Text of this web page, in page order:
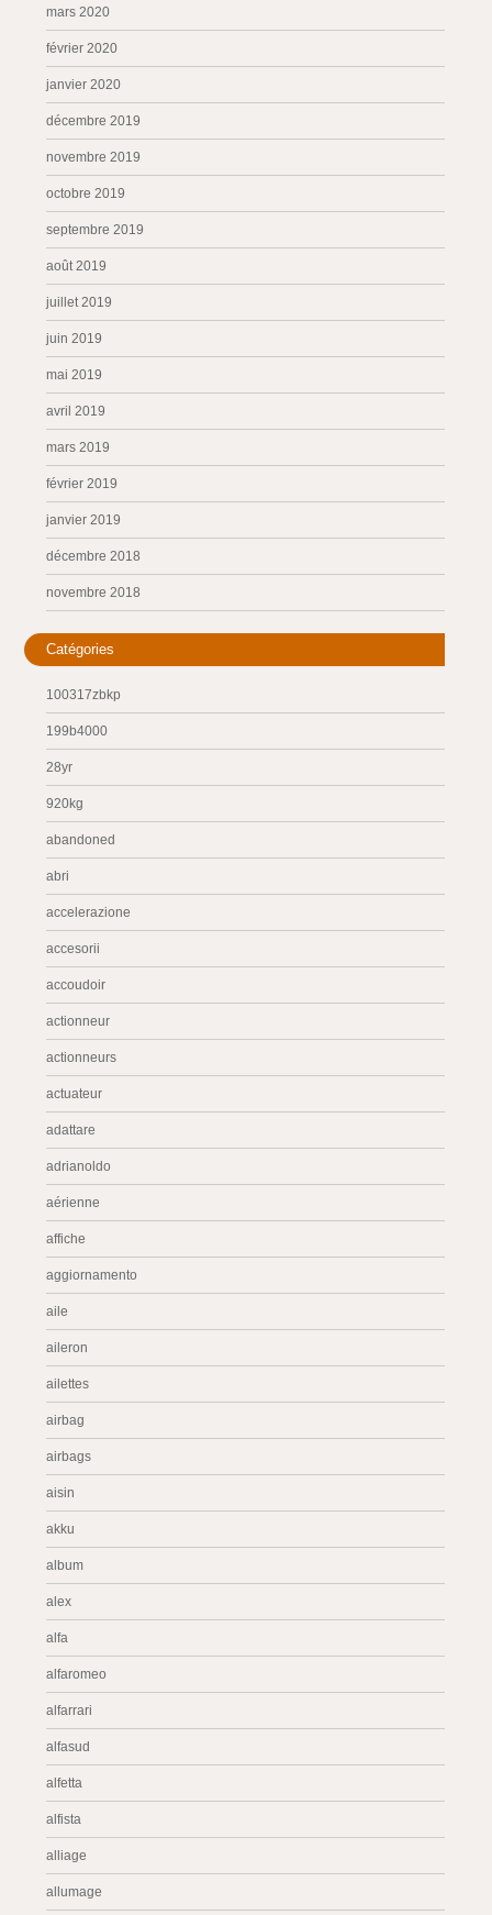
mars 2020
février 2020
janvier 2020
décembre 2019
novembre 2019
octobre 2019
septembre 2019
août 2019
juillet 2019
juin 2019
mai 2019
avril 2019
mars 2019
février 2019
janvier 2019
décembre 2018
novembre 2018
Catégories
100317zbkp
199b4000
28yr
920kg
abandoned
abri
accelerazione
accesorii
accoudoir
actionneur
actionneurs
actuateur
adattare
adrianoldo
aérienne
affiche
aggiornamento
aile
aileron
ailettes
airbag
airbags
aisin
akku
album
alex
alfa
alfaromeo
alfarrari
alfasud
alfetta
alfista
alliage
allumage